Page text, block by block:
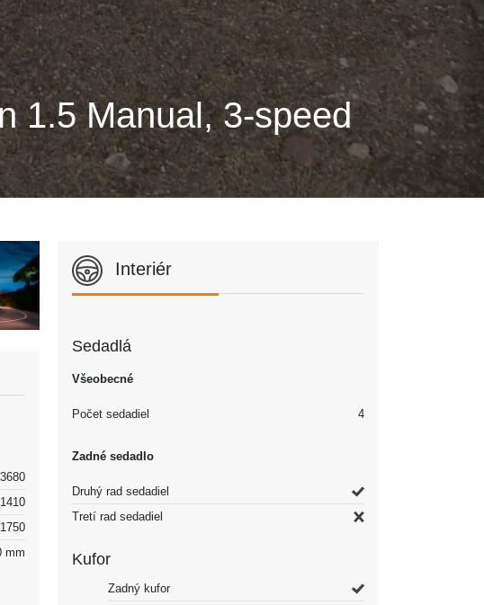
1.5 Manual, 3-speed
3680
1410
1750
mm
Interiér
Sedadlá
Všeobecné
Počet sedadiel 4
Zadné sedadlo
Druhý rad sedadiel
Tretí rad sedadiel
Kufor
Zadný kufor